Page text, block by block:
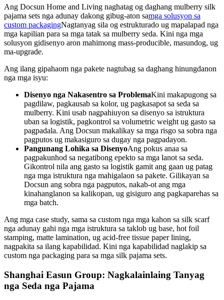
Ang Docsun Home and Living naghatag og daghang mulberry silk
pajama sets nga adunay dakong gibug-aton samga solusyon sa
custom packagingNagtanyag sila og estrukturado ug mapalapad nga
mga kapilian para sa mga tatak sa mulberry seda. Kini nga mga
solusyon gidisenyo aron mahimong mass-producible, masundog, ug
ma-upgrade.
Ang ilang gipahaom nga pakete nagtubag sa daghang hinungdanon
nga mga isyu:
Disenyo nga Nakasentro sa ProblemaKini makapugong sa
pagdilaw, pagkausab sa kolor, ug pagkasapot sa seda sa
mulberry. Kini usab nagpahiuyon sa disenyo sa istruktura
uban sa logistik, pagkontrol sa volumetric weight ug gasto sa
pagpadala. Ang Docsun makalikay sa mga risgo sa sobra nga
pagputos ug makasiguro sa dugay nga pagpadayon.
Pangunang Lohika sa DisenyoAng pokus anaa sa
pagpakunhod sa negatibong epekto sa mga lanot sa seda.
Gikontrol nila ang gasto sa logistik gamit ang gaan ug patag
nga mga istruktura nga mahigalaon sa pakete. Gilikayan sa
Docsun ang sobra nga pagputos, nakab-ot ang mga
kinahanglanon sa kalikopan, ug gisiguro ang pagkaparehas sa
mga batch.
Ang mga case study, sama sa custom nga mga kahon sa silk scarf
nga adunay gahi nga mga istruktura sa taklob ug base, hot foil
stamping, matte lamination, ug acid-free tissue paper lining,
nagpakita sa ilang kapabilidad. Kini nga kapabilidad naglakip sa
custom nga packaging para sa mga silk pajama sets.
Shanghai Easun Group: Nagkalainlaing Tanyag
nga Seda nga Pajama